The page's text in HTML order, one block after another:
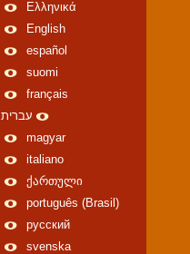
Ελληνικά
English
español
suomi
français
עברית
magyar
italiano
ქართული
português (Brasil)
русский
svenska